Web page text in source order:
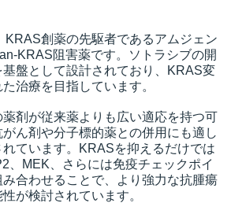
KRAS創薬の先駆者であるアムジェン
KRAS阻害薬です。ソトラシブの開
盤として設計されており、KRAS変
治療を目指しています。
剤が従来薬よりも広い適応を持つ可
ん剤や分子標的薬との併用にも適し
ています。KRASを抑えるだけでは
、MEK、さらには免疫チェックポイ
合わせることで、より強力な抗腫瘍
が検討されています。